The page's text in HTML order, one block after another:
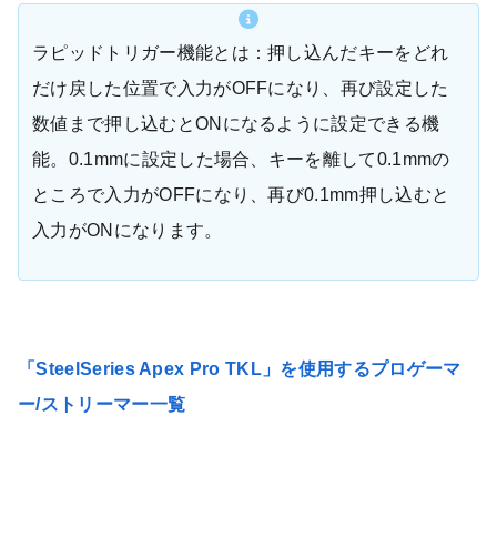
ラピッドトリガー機能とは：押し込んだキーをどれ
だけ戻した位置で入力がOFFになり、再び設定した
数値まで押し込むとONになるように設定できる機
能。0.1mmに設定した場合、キーを離して0.1mmの
ところで入力がOFFになり、再び0.1mm押し込むと
入力がONになります。
「SteelSeries Apex Pro TKL」を使用するプロゲーマ
ー/ストリーマー一覧